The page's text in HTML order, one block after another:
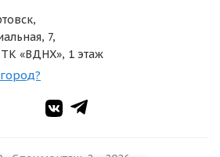
7,
ТК «ВДНХ», 1 этаж